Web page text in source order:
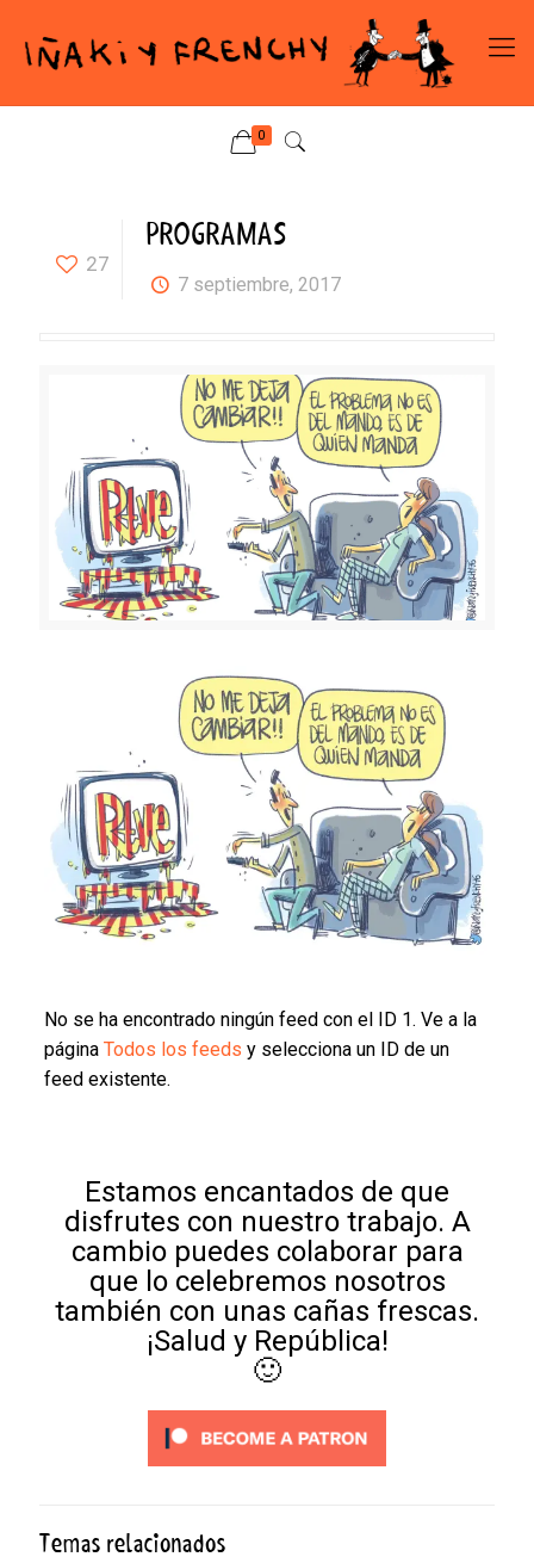
0
27
PROGRAMAS
7 septiembre, 2017
No se ha encontrado ningún feed con el ID 1. Ve a la
página Todos los feeds y selecciona un ID de un
feed existente.
Estamos encantados de que
disfrutes con nuestro trabajo. A
cambio puedes colaborar para
que lo celebremos nosotros
también con unas cañas frescas.
¡Salud y República!
🙂
Temas relacionados